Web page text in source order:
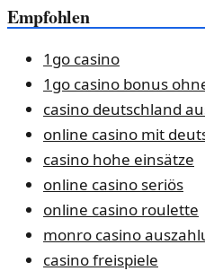
Empfohlen
1go casino
1go casino bonus
casino deutschland
online casino mit
casino hohe einsätze
online casino seriös
online casino roulette
monro casino
casino freispiele